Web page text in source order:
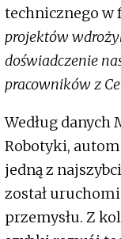
technicznego w
projektów
doświadczenie
pracowników z
Według danych
Robotyki,
jedną z
został
przemysłu. Z